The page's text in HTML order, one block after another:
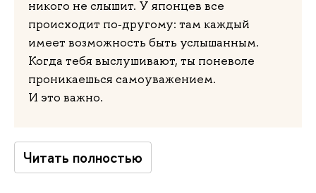
никого не слышит. У японцев все
происходит по‑другому: там каждый
имеет возможность быть услышанным.
Когда тебя выслушивают, ты поневоле
проникаешься самоуважением.
И это важно.
Читать полностью